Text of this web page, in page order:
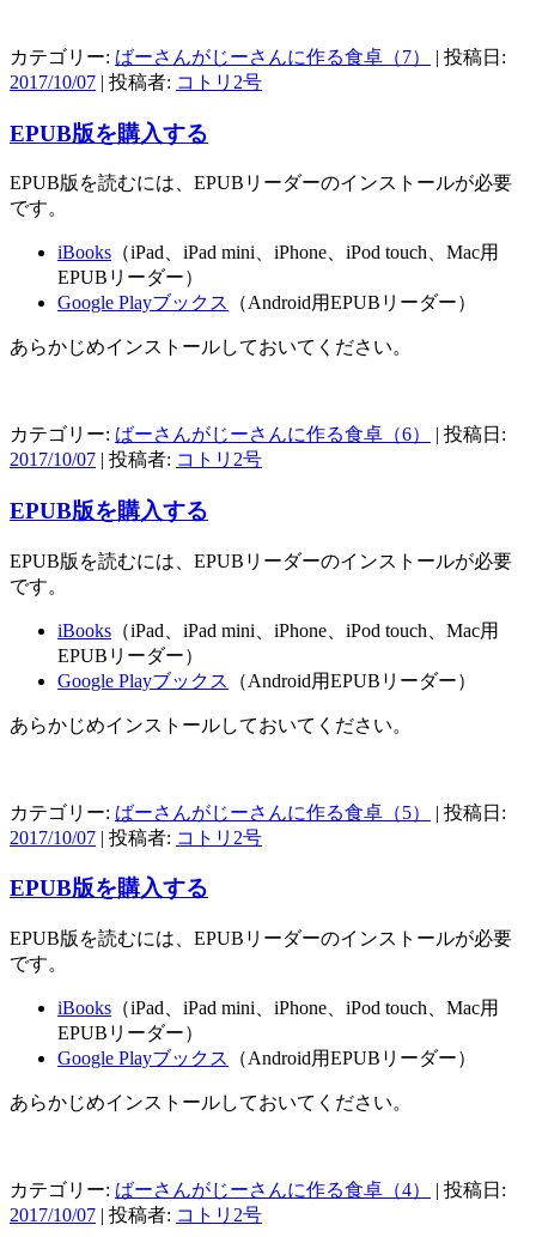
カテゴリー: ばーさんがじーさんに作る食卓（7）
| 投稿日:
2017/10/07 | 投稿者: コトリ2号
EPUB版を購入する
EPUB版を読むには、EPUBリーダーのインストールが必要
です。
iBooks （iPad、iPad mini、iPhone、iPod touch、Mac用
EPUBリーダー）
Google Playブックス
（Android用EPUBリーダー）
あらかじめインストールしておいてください。
カテゴリー: ばーさんがじーさんに作る食卓（6）
| 投稿日:
2017/10/07 | 投稿者: コトリ2号
EPUB版を購入する
EPUB版を読むには、EPUBリーダーのインストールが必要
です。
iBooks （iPad、iPad mini、iPhone、iPod touch、Mac用
EPUBリーダー）
Google Playブックス
（Android用EPUBリーダー）
あらかじめインストールしておいてください。
カテゴリー: ばーさんがじーさんに作る食卓（5）
| 投稿日:
2017/10/07 | 投稿者: コトリ2号
EPUB版を購入する
EPUB版を読むには、EPUBリーダーのインストールが必要
です。
iBooks （iPad、iPad mini、iPhone、iPod touch、Mac用
EPUBリーダー）
Google Playブックス
（Android用EPUBリーダー）
あらかじめインストールしておいてください。
カテゴリー: ばーさんがじーさんに作る食卓（4）
| 投稿日:
2017/10/07 | 投稿者: コトリ2号